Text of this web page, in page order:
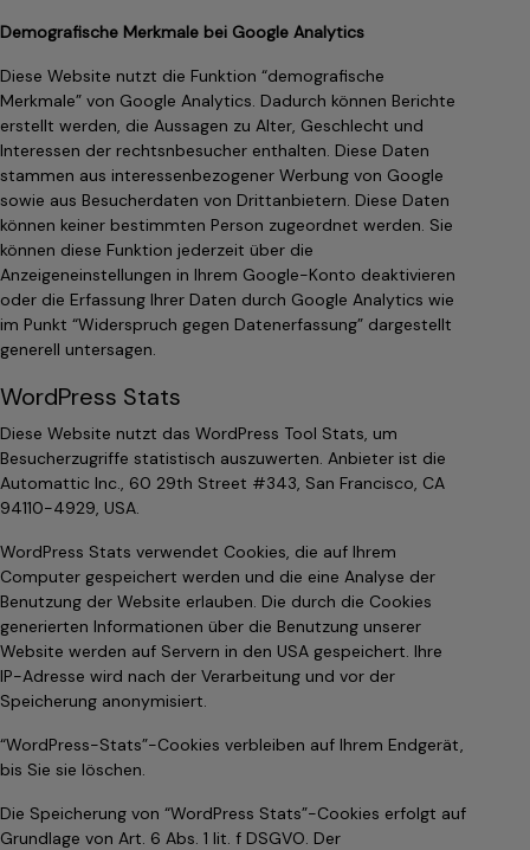
Demografische Merkmale bei Google Analytics
Diese Website nutzt die Funktion “demografische
Merkmale” von Google Analytics. Dadurch können Berichte
erstellt werden, die Aussagen zu Alter, Geschlecht und
Interessen der rechtsnbesucher enthalten. Diese Daten
stammen aus interessenbezogener Werbung von Google
sowie aus Besucherdaten von Drittanbietern. Diese Daten
können keiner bestimmten Person zugeordnet werden. Sie
können diese Funktion jederzeit über die
Anzeigeneinstellungen in Ihrem Google-Konto deaktivieren
oder die Erfassung Ihrer Daten durch Google Analytics wie
im Punkt “Widerspruch gegen Datenerfassung” dargestellt
generell untersagen.
WordPress Stats
Diese Website nutzt das WordPress Tool Stats, um
Besucherzugriffe statistisch auszuwerten. Anbieter ist die
Automattic Inc., 60 29th Street #343, San Francisco, CA
94110-4929, USA.
WordPress Stats verwendet Cookies, die auf Ihrem
Computer gespeichert werden und die eine Analyse der
Benutzung der Website erlauben. Die durch die Cookies
generierten Informationen über die Benutzung unserer
Website werden auf Servern in den USA gespeichert. Ihre
IP-Adresse wird nach der Verarbeitung und vor der
Speicherung anonymisiert.
“WordPress-Stats”-Cookies verbleiben auf Ihrem Endgerät,
bis Sie sie löschen.
Die Speicherung von “WordPress Stats”-Cookies erfolgt auf
Grundlage von Art. 6 Abs. 1 lit. f DSGVO. Der